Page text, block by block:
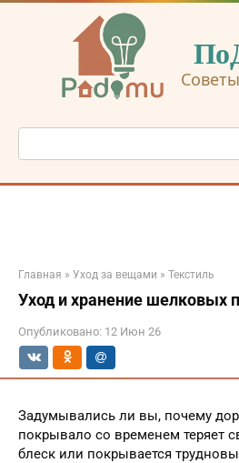
Перейти
Поиск:
Главная » Уход за вещами » Текстиль
Уход и хранение шелковых
Опубликовано: 12 Июн 26
Задумывались ли вы, почему
покрывало со временем теряет
блеск или покрывается